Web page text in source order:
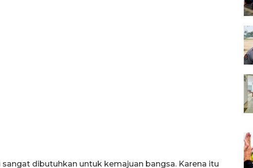
sangat dibutuhkan untuk kemajuan bangsa. Karena itu